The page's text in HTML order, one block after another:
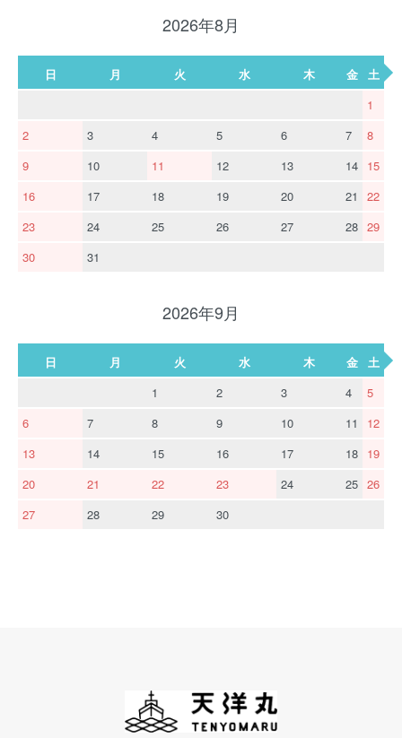
2026年8月
日 月 火 水 木 金
土
1
2
3 4 5 6 7
8
9
10 11 12 13 14 15
16
17 18 19 20 21
22
23
24 25 26 27 28 29
30
31
2026年9月
日 月 火 水 木 金
土
1
2 3 4
5
6
7 8 9 10 11
12
13
14 15 16 17 18 19
20
21 22 23 24 25 26
27
28 29 30